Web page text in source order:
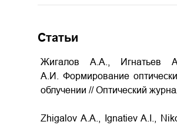
Статьи
Жигалов А.А., Игнатьев
А.И. Формирование
облучении // Оптический
Zhigalov A.A., Ignatiev A.I.,